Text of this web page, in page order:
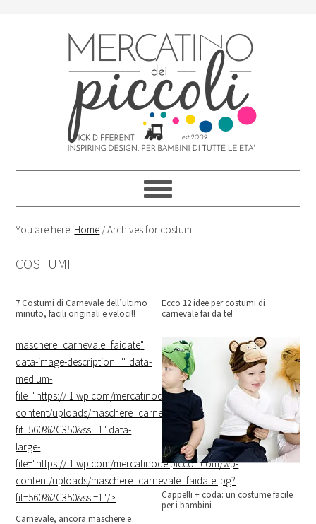
You are here: Home /Archives for costumi
COSTUMI
7 Costumi di Carnevale dell’ultimo
minuto, facili originali e veloci!!
Ecco 12 idee per costumi di
carnevale fai da te!
maschere_carnevale_faidate"
data-image-description="" data-
medium-
file="https://i1.wp.com/mercatinodeipiccoli.com/wp-
content/uploads/maschere_carnevale_faidate.jpg?
fit=560%2C350&ssl=1" data-
large-
file="https://i1.wp.com/mercatinodeipiccoli.com/wp-
content/uploads/maschere_carnevale_faidate.jpg?
fit=560%2C350&ssl=1"/>
Carnevale, ancora maschere e
Cappelli + coda: un costume facile
per i bambini